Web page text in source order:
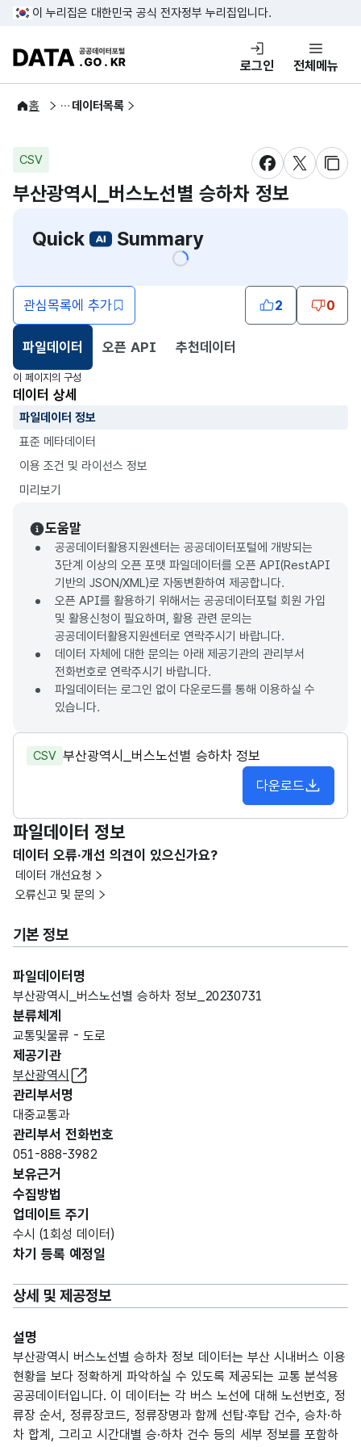
콘텐츠 바로가기
푸터 바로가기
이 누리집은 대한민국 공식 전자정부 누리집입니다.
DATA.GO.KR 공공데이터포털
로그인 전체메뉴
홈
공공데이터 데이터목록
CSV
새창 열림새창 열림
새창
부산광역시_버스노선별 승하차 정보
Quick
Summary
관심목록에 추가 2 0
파일데이터
선택됨
오픈 API 추천데이터
이 페이지의 구성
데이터 상세
파일데이터 정보
표준 메타데이터
이용 조건 및 라이선스 정보
미리보기
도움말
공공데이터활용지원센터는 공공데이터포털에 개방되는
3단계 이상의 오픈 포맷 파일데이터를 오픈 API(RestAPI
기반의 JSON/XML)로 자동변환하여 제공합니다.
오픈 API를 활용하기 위해서는 공공데이터포털 회원 가입
및 활용신청이 필요하며, 활용 관련 문의는
공공데이터활용지원센터로 연락주시기 바랍니다.
데이터 자체에 대한 문의는 아래 제공기관의 관리부서
전화번호로 연락주시기 바랍니다.
파일데이터는 로그인 없이 다운로드를 통해 이용하실 수
있습니다.
CSV 부산광역시_버스노선별 승하차 정보
다운로드
파일데이터 정보
데이터 오류·개선 의견이 있으신가요?
데이터 개선요청
오류신고 및 문의
기본 정보
파일데이터명
부산광역시_버스노선별 승하차 정보_20230731
분류체계
교통및물류 - 도로
제공기관
부산광역시
관리부서명
대중교통과
관리부서 전화번호
051-888-3982
보유근거
수집방법
업데이트 주기
수시 (1회성 데이터)
차기 등록 예정일
상세 및 제공정보
설명
부산광역시 버스노선별 승하차 정보 데이터는 부산 시내버스 이용
현황을 보다 정확하게 파악하실 수 있도록 제공되는 교통 분석용
공공데이터입니다. 이 데이터는 각 버스 노선에 대해 노선번호, 정
류장 순서, 정류장코드, 정류장명과 함께 선탑·후탑 건수, 승차·하
차 합계, 그리고 시간대별 승·하차 건수 등의 세부 정보를 포함하